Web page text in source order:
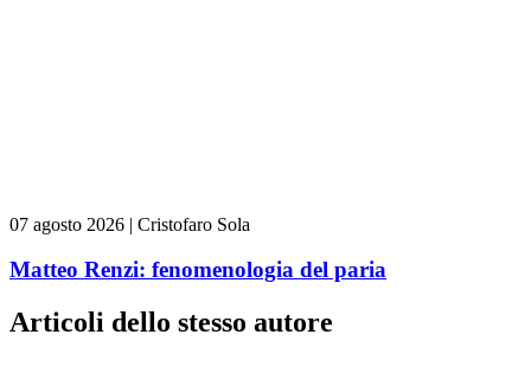
07 agosto 2026 | Cristofaro Sola
Matteo Renzi: fenomenologia del paria
Articoli dello stesso autore